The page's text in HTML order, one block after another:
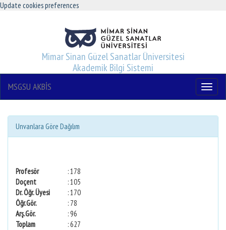
Update cookies preferences
Mimar Sinan Güzel Sanatlar Üniversitesi
Akademik Bilgi Sistemi
Menu
MSGSU AKBİS
Unvanlara Göre Dağılım
Profesör
: 178
Doçent
: 105
Dr. Öğr. Üyesi
: 170
Öğr.Gör.
: 78
Arş.Gör.
: 96
Toplam
: 627